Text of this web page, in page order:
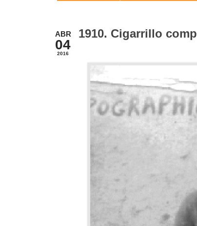
ABR
04
2016
1910. Cigarrillo